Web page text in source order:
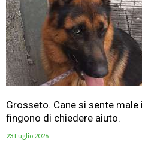
Grosseto. Cane si sente
fingono di chiedere aiuto.
23 Luglio 2026